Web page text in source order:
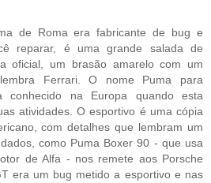
de Roma era fabricante de bug e
reparar, é uma grande salada de
oficial, um brasão amarelo com um
Ferrari. O nome Puma para
conhecido na Europa quando esta
atividades. O esportivo é uma cópia
com detalhes que lembram um
como Puma Boxer 90 - que usa
de Alfa - nos remete aos Porsche
era um bug metido a esportivo e nas